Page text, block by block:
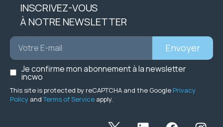
INSCRIVEZ-VOUS
À NOTRE NEWSLETTER
This site is protected by reCAPTCHA and the Google Privacy
Policy andTerms of Service apply.
Je confirme mon abonnement à la newsletter
incwo
Envoyer